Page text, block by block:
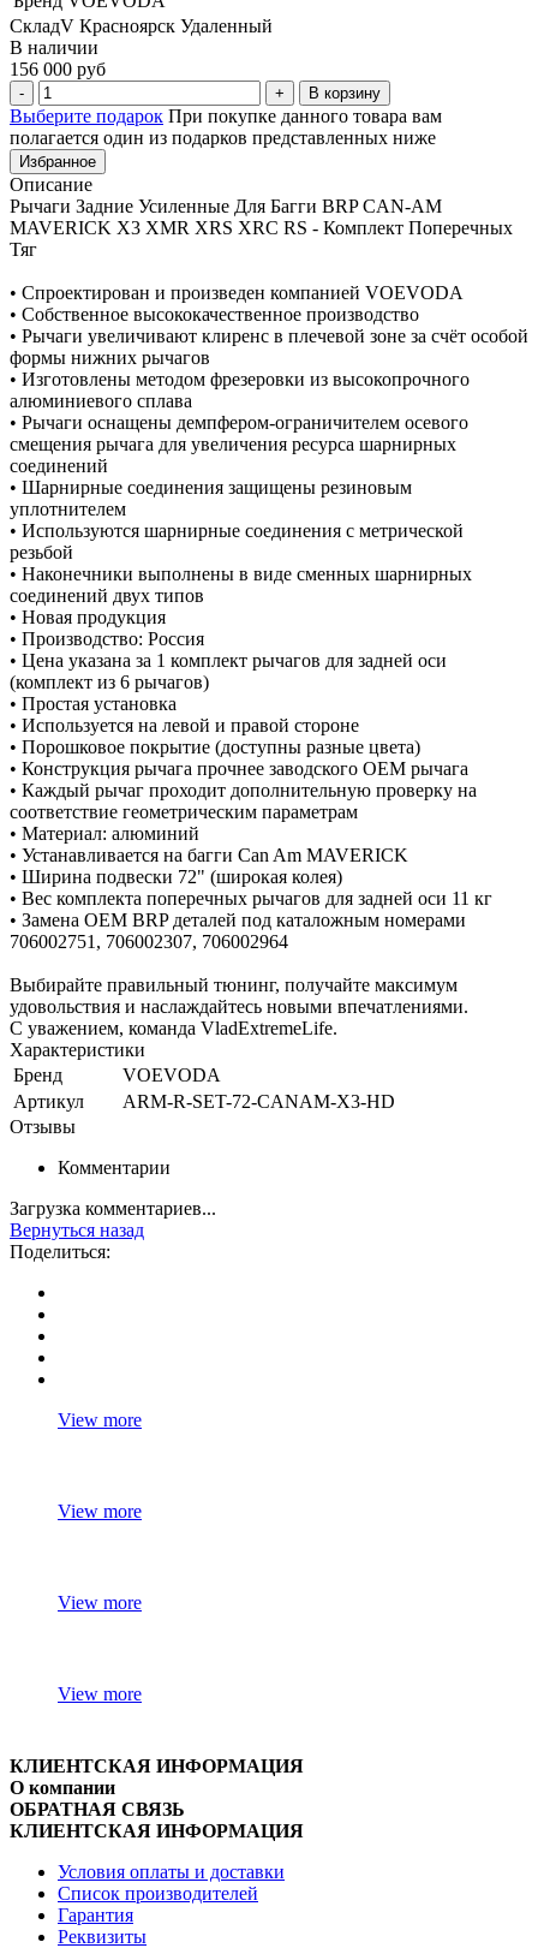
СкладV Красноярск Удаленный
В наличии
156 000 руб
В корзину
Выберите подарок При покупке данного товара вам
полагается один из подарков представленных ниже
Избранное
Описание
Рычаги Задние Усиленные Для Багги BRP CAN-AM
MAVERICK X3 XMR XRS XRC RS - Комплект Поперечных
Тяг
• Спроектирован и произведен компанией VOEVODA
• Собственное высококачественное производство
• Рычаги увеличивают клиренс в плечевой зоне за счёт особой
формы нижних рычагов
• Изготовлены методом фрезеровки из высокопрочного
алюминиевого сплава
• Рычаги оснащены демпфером-ограничителем осевого
смещения рычага для увеличения ресурса шарнирных
соединений
• Шарнирные соединения защищены резиновым
уплотнителем
• Используются шарнирные соединения с метрической
резьбой
• Наконечники выполнены в виде сменных шарнирных
соединений двух типов
• Новая продукция
• Производство: Россия
• Цена указана за 1 комплект рычагов для задней оси
(комплект из 6 рычагов)
• Простая установка
• Используется на левой и правой стороне
• Порошковое покрытие (доступны разные цвета)
• Конструкция рычага прочнее заводского OEM рычага
• Каждый рычаг проходит дополнительную проверку на
соответствие геометрическим параметрам
• Материал: алюминий
• Устанавливается на багги Can Am MAVERICK
• Ширина подвески 72" (широкая колея)
• Вес комплекта поперечных рычагов для задней оси 11 кг
• Замена OEM BRP деталей под каталожным номерами
706002751, 706002307, 706002964
Выбирайте правильный тюнинг, получайте максимум
удовольствия и наслаждайтесь новыми впечатлениями.
С уважением, команда VladExtremeLife.
Характеристики
Бренд
VOEVODA
Артикул
ARM-R-SET-72-CANAM-X3-HD
Отзывы
Комментарии
Загрузка комментариев...
Вернуться назад
Поделиться:
View more
View more
View more
View more
КЛИЕНТСКАЯ ИНФОРМАЦИЯ
О компании
ОБРАТНАЯ СВЯЗЬ
КЛИЕНТСКАЯ ИНФОРМАЦИЯ
Условия оплаты и доставки
Список производителей
Гарантия
Реквизиты